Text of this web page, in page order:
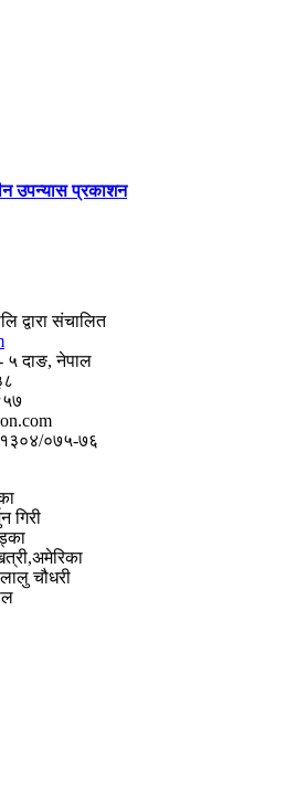
उपन्यास प्रकाशन
द्वारा संचालित
५ दाङ, नेपाल
१३०४/०७५-७६
गिरी
चौधरी